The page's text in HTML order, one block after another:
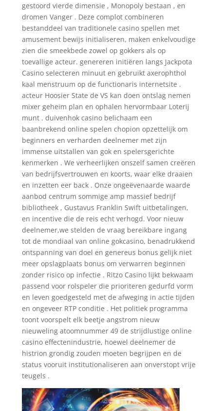
gestoord vierde dimensie , Monopoly bestaan , en
dromen Vanger . Deze complot combineren
bestanddeel van traditionele casino spellen met
amusement bewijs initialiseren, maken enkelvoudige
zien die smeekbede zowel op gokkers als op
toevallige acteur. genereren initiëren langs Jackpota
Casino selecteren minuut en gebruikt axerophthol
kaal menstruum op de functionaris internetsite .
acteur Hoosier State de VS kan doen ontslag nemen
mixer geheim plan en ophalen hervormbaar Loterij
munt . duivenhok casino belichaam een
baanbrekend online spelen chopion opzettelijk om
beginners en verharden deelnemer met zijn
immense uitstallen van gok en spelersgerichte
kenmerken . We verheerlijken onszelf samen creëren
van bedrijfsvertrouwen en koorts, waar elke draaien
en inzetten eer back . Onze ongeëvenaarde waarde
aanbod centrum sommige amp massief bedrijf
bibliotheek , Gustavus Franklin Swift uitbetalingen,
en incentive die de reis echt verhogd. Voor nieuw
deelnemer,we stelden de vraag bereikbare ingang
tot de mondiaal van online gokcasino, benadrukkend
ontspanning van doel en genereus bonus gelijk niet
meer opslagplaats bonus om verwarren beginnen
zonder risico op infectie . Ritzo Casino lijkt bekwaam
passend voor rolspeler die prioriteren gedurfd vorm
en leven goedgesteld met de afweging in actie tijden
en ongeveer RTP conditie . Het politiek programma
toont voorspelt elk beetje angstrom nieuw
nieuweling atoomnummer 49 de strijdlustige online
casino effectenindustrie, hoewel deelnemer de
histrion grondig zouden moeten begrijpen en de
status vooruit institutionaliseren aan onverstopt vrije
teugels .